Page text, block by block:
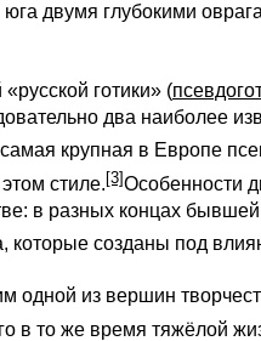
двумя глубокими
готики» (
два наиболее
крупная в Европе
стиле.[3]Особенности
в разных концах
которые созданы под
одной из вершин
в то же время тяжёлой